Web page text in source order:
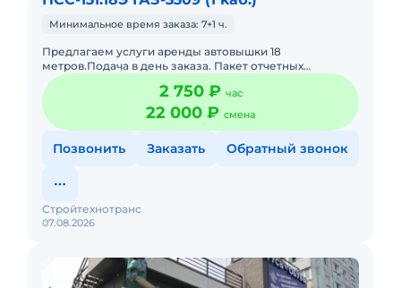
Минимальное время заказа: 7+1 ч.
Предлагаем услуги аренды автовышки 18
метров.Подача в день заказа. Пакет отчетных
документов.С оператором.Топливо включено в
стоимость.Долгосрочная аренда. Крат
2 750 ₽ час
22 000 ₽ смена
Позвонить Заказать Обратный звонок
07.08.2026
Стройтехнотранс